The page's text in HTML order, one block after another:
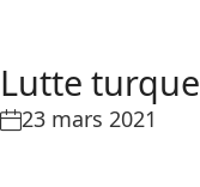
Lutte turque
23 mars 2021